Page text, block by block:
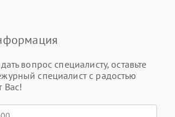
вопрос специалисту, оставьте
специалист с радостью
Вас!